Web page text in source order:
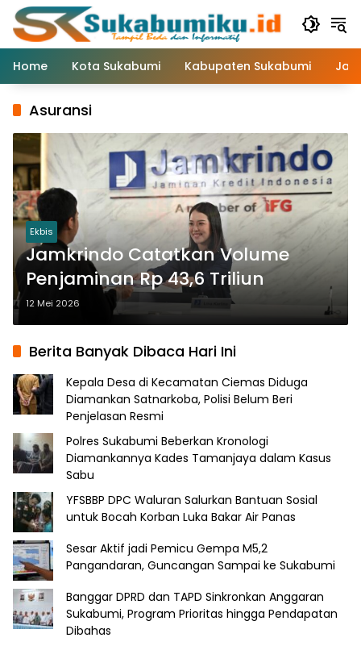
Langsung
konten
Home
Kota Sukabumi Kabupaten Sukabumi
Asuransi
Ekbis
Jamkrindo Catatkan Volume
Penjaminan Rp 43,6 Triliun
12 Mei 2026
Berita Banyak Dibaca Hari Ini
Kepala Desa di Kecamatan Ciemas Diduga
Diamankan Satnarkoba, Polisi Belum Beri
Penjelasan Resmi
Polres Sukabumi Beberkan Kronologi
Diamankannya Kades Tamanjaya dalam Kasus
Sabu
YFSBBP DPC Waluran Salurkan Bantuan Sosial
untuk Bocah Korban Luka Bakar Air Panas
Sesar Aktif jadi Pemicu Gempa M5,2
Pangandaran, Guncangan Sampai ke Sukabumi
Banggar DPRD dan TAPD Sinkronkan Anggaran
Sukabumi, Program Prioritas hingga Pendapatan
Dibahas